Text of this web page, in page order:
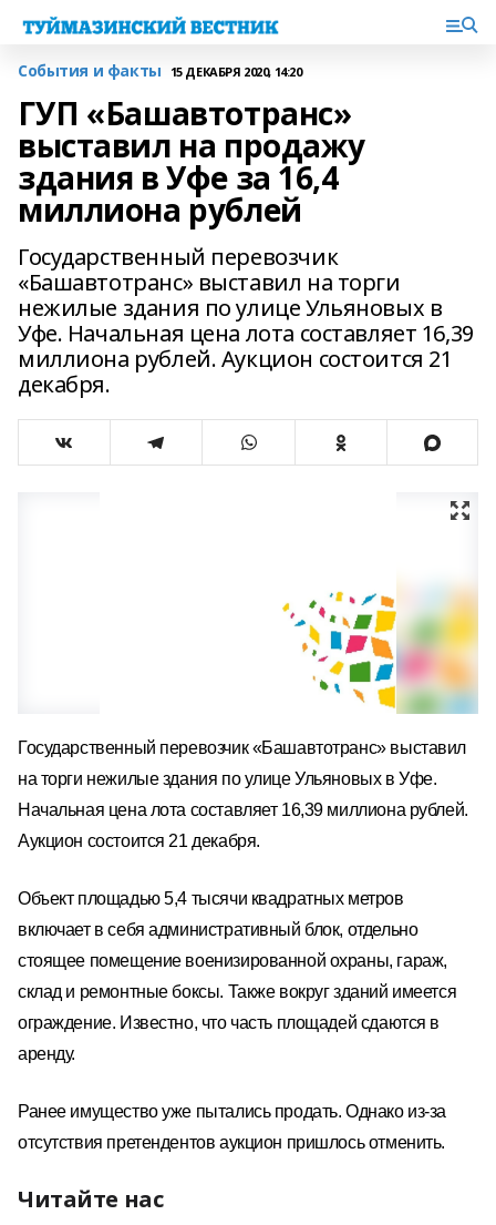
События и факты 15 ДЕКАБРЯ 2020, 14:20
ГУП «Башавтотранс»
выставил на продажу
здания в Уфе за 16,4
миллиона рублей
Государственный перевозчик
«Башавтотранс» выставил на торги
нежилые здания по улице Ульяновых в
Уфе. Начальная цена лота составляет 16,39
миллиона рублей. Аукцион состоится 21
декабря.
Государственный перевозчик «Башавтотранс» выставил
на торги нежилые здания по улице Ульяновых в Уфе.
Начальная цена лота составляет 16,39 миллиона рублей.
Аукцион состоится 21 декабря.
Объект площадью 5,4 тысячи квадратных метров
включает в себя административный блок, отдельно
стоящее помещение военизированной охраны, гараж,
склад и ремонтные боксы. Также вокруг зданий имеется
ограждение. Известно, что часть площадей сдаются в
аренду.
Ранее имущество уже пытались продать. Однако из-за
отсутствия претендентов аукцион пришлось отменить.
Читайте нас